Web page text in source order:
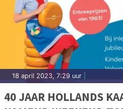
18 april 2023, 7:29 uur
40 JAAR HOLLANDS